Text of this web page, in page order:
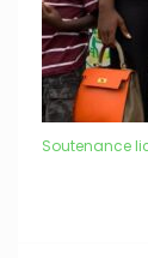
Soutenance